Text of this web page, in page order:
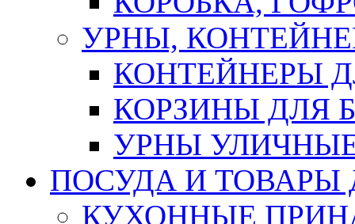
УРНЫ,
КОНТЕЙНЕРЫ
КОРЗИНЫ ДЛЯ
УРНЫ
ПОСУДА И ТОВАРЫ
КУХОННЫЕ